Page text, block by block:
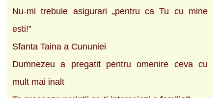
Nu-mi trebuie asigurari „pentru ca Tu cu mine
esti!”
Sfanta Taina a Cununiei
Dumnezeu a pregatit pentru omenire ceva cu
mult mai inalt